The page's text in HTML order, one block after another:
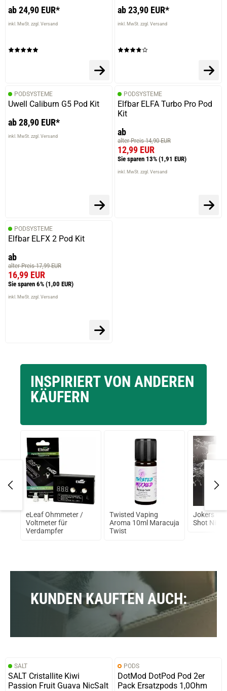
ab 24,90 EUR*
inkl. MwSt. zzgl. Versand
ab 23,90 EUR*
inkl. MwSt. zzgl. Versand
PODSYSTEME
Uwell Caliburn G5 Pod Kit
ab 28,90 EUR*
inkl. MwSt. zzgl. Versand
PODSYSTEME
Elfbar ELFA Turbo Pro Pod
Kit
ab
alter Preis 14,90 EUR
12,99 EUR
Sie sparen 13% (1,91 EUR)
inkl. MwSt. zzgl. Versand
PODSYSTEME
Elfbar ELFX 2 Pod Kit
ab
alter Preis 17,99 EUR
16,99 EUR
Sie sparen 6% (1,00 EUR)
inkl. MwSt. zzgl. Versand
INSPIRIERT VON ANDEREN
KÄUFERN
eLeaf Ohmmeter /
Voltmeter für
Verdampfer
Twisted Vaping
Aroma 10ml Maracuja
Twist
Jokers
Shot
KUNDEN KAUFTEN AUCH:
SALT
SALT Cristallite Kiwi
Passion Fruit Guava NicSalt
PODS
DotMod DotPod Pod 2er
Pack Ersatzpods 1,0Ohm